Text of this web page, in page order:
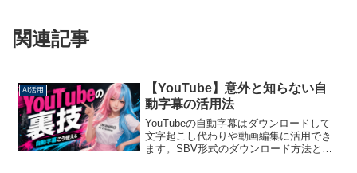
関連記事
AI活用
【YouTube】意外と知らない自
動字幕の活用法
YouTubeの自動字幕はダウンロードして
文字起こし代わりや動画編集に活用でき
ます。SBV形式のダウンロード方法と